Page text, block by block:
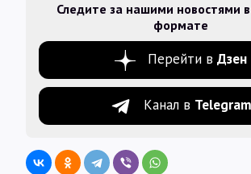
Следите за нашими новостями
формате
Перейти в Дзен
Канал в Telegram